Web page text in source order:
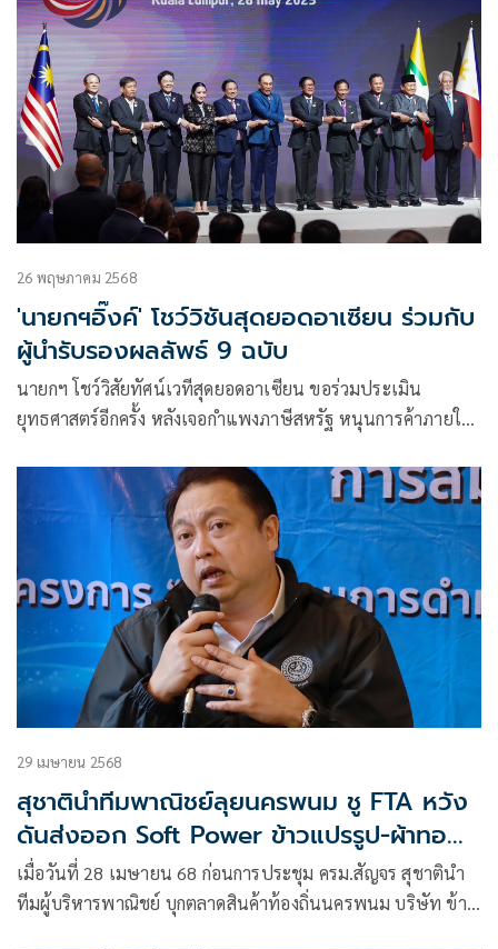
26 พฤษภาคม 2568
'นายกฯอิ๊งค์' โชว์วิชันสุดยอดอาเซียน ร่วมกับ
ผู้นำรับรองผลลัพธ์ 9 ฉบับ
นายกฯ โชว์วิสัยทัศน์เวทีสุดยอดอาเซียน ขอร่วมประเมิน
ยุทธศาสตร์อีกครั้ง หลังเจอกำแพงภาษีสหรัฐ หนุนการค้าภายใน-
29 เมษายน 2568
สุชาตินำทีมพาณิชย์ลุยนครพนม ชู FTA หวัง
ดันส่งออก Soft Power ข้าวแปรรูป-ผ้าทอพื้น
เมือง โกยเงินเข้าประเทศ
เมื่อวันที่ 28 เมษายน 68 ก่อนการประชุม ครม.สัญจร สุชาตินำ
ทีมผู้บริหารพาณิชย์ บุกตลาดสินค้าท้องถิ่นนครพนม บริษัท ข้าว